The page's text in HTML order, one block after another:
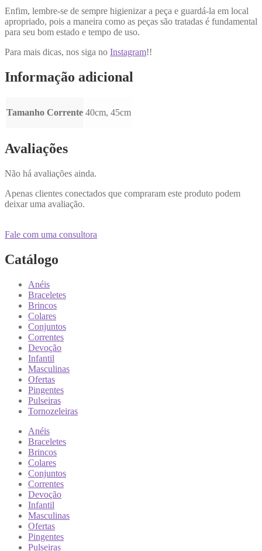
Enfim, lembre-se de sempre higienizar a peça e guardá-la em local
apropriado, pois a maneira como as peças são tratadas é fundamental
para seu bom estado e tempo de uso.
Para mais dicas, nos siga no Instagram!!
Informação adicional
Tamanho Corrente 40cm, 45cm
Avaliações
Não há avaliações ainda.
Apenas clientes conectados que compraram este produto podem
deixar uma avaliação.
Fale com uma consultora
Catálogo
Anéis
Braceletes
Brincos
Colares
Conjuntos
Correntes
Devoção
Infantil
Masculinas
Ofertas
Pingentes
Pulseiras
Tornozeleiras
Anéis
Braceletes
Brincos
Colares
Conjuntos
Correntes
Devoção
Infantil
Masculinas
Ofertas
Pingentes
Pulseiras